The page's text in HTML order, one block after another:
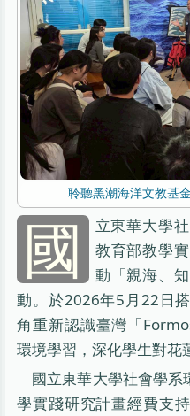
聆聽黑潮海洋文教基
國
立東華大學
教育部教學
動「親海、
動。於2026年5月22日
角重新認識臺灣「
環境學習，深化學生對花
國立東華大學社會學系
學實踐研究計畫經費支